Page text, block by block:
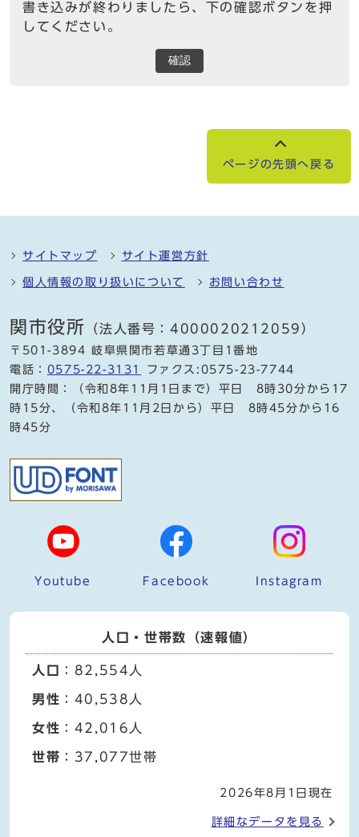
書き込みが終わりましたら、下の確認ボタンを押
してください。
確認
ページの先頭へ戻る
サイトマップ サイト運営方針
個人情報の取り扱いについて お問い合わせ
関市役所 （法人番号：4000020212059）
〒501-3894 岐阜県関市若草通3丁目1番地
電話： 0575-22-3131
ファクス:0575-23-7744
開庁時間：（令和8年11月1日まで）平日 8時30分から17
時15分、（令和8年11月2日から）平日 8時45分から16
時45分
Youtube Facebook Instagram
人口・世帯数（速報値）
人口 ：82,554人
男性 ：40,538人
女性 ：42,016人
世帯 ：37,077世帯
2026年8月1日現在
詳細なデータを見る